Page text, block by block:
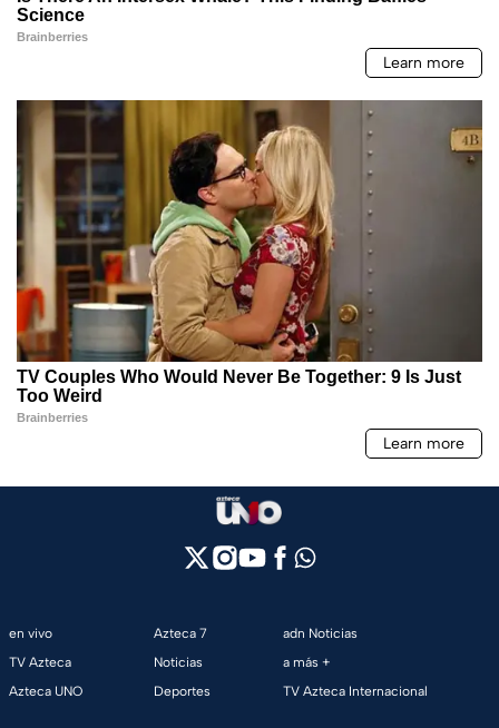
en vivo
TV Azteca
Azteca UNO
Azteca 7
Noticias
Deportes
adn Noticias
a más +
TV Azteca Internacional